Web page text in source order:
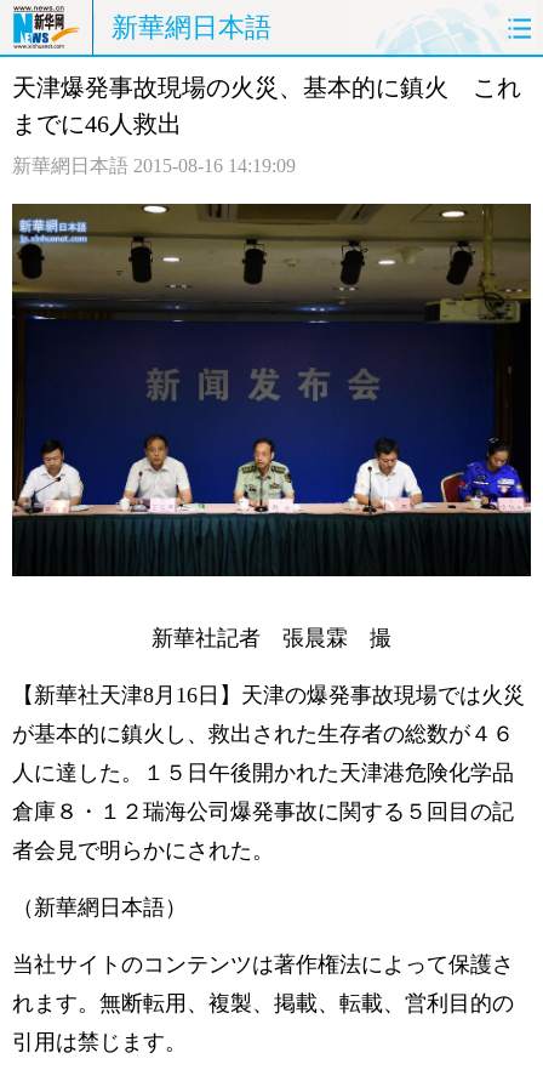
新華網日本語
ホームページ 政治 経済
写真
中日対訳
天津爆発事故現場の火災、基本的に鎮火 これ
までに46人救出
新華網日本語 2015-08-16 14:19:09
新華社記者 張晨霖 撮
【新華社天津8月16日】天津の爆発事故現場では火災
が基本的に鎮火し、救出された生存者の総数が４６
人に達した。１５日午後開かれた天津港危険化学品
倉庫８・１２瑞海公司爆発事故に関する５回目の記
者会見で明らかにされた。
（新華網日本語）
当社サイトのコンテンツは著作権法によって保護さ
れます。無断転用、複製、掲載、転載、営利目的の
引用は禁じます。